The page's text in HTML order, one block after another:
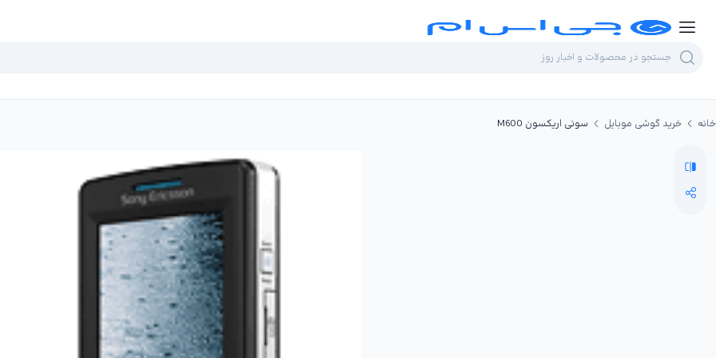
خانه خرید گوشی موبایل سونی اریکسون M600